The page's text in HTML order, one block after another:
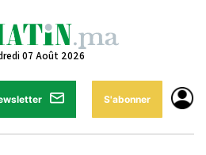
07 Août 2026
S'abonner